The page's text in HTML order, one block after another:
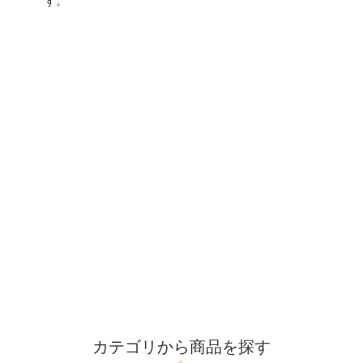
カテゴリから商品を探す